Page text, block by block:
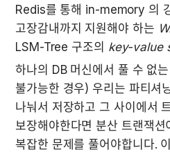
Redis를 통해 in-memory 의
고장감내까지 지원해야 하는
LSM-Tree 구조의 key-value
하나의 DB 머신에서 풀 수 없
불가능한 경우) 우리는 파티셔
나눠서 저장하고 그 사이에서
보장해야한다면 분산 트랜잭
복잡한 문제를 풀어야합니다.